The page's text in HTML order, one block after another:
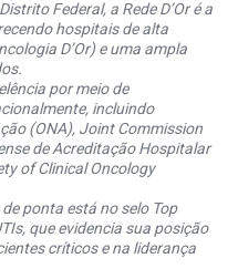
Federal, a Rede D’Or é a
hospitais de alta
D’Or) e uma ampla
por meio de
incluindo
(ONA), Joint Commission
de Acreditação Hospitalar
of Clinical Oncology
ponta está no selo Top
que evidencia sua posição
críticos e na liderança